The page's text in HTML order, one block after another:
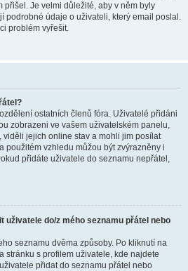
přišel. Je velmi důležité, aby v něm byly
podrobné údaje o uživateli, který email poslal.
problém vyřešit.
ostatních členů fóra. Uživatelé přidáni
zobrazeni ve vašem uživatelském panelu,
viděli jejich online stav a mohli jim posílat
použitém vzhledu můžou být zvýrazněny i
přidáte uživatele do seznamu nepřátel,
uživatele do/z mého seznamu přátel nebo
seznamu dvěma způsoby. Po kliknutí na
stránku s profilem uživatele, kde najdete
přidat do seznamu přátel nebo